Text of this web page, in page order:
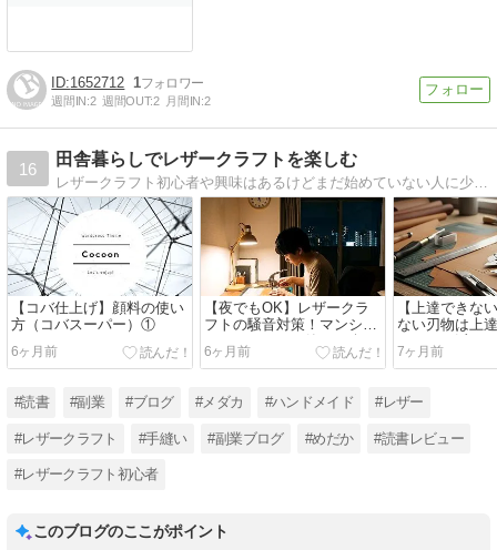
1652712 1
週間IN:2 週間OUT:2 月間IN:2
16
田舎暮らしでレザークラフトを楽しむ
レザークラフト初心者や興味はあるけどまだ始めていない人に少しでも魅力を届けられるようなブログです。また、私自身がわからないことだらけの時に困ったことなどを細かく紹介しています。
【コバ仕上げ】顔料の使い
方（コバスーパー）①
6ヶ月前
【夜でもOK】レザークラ
フトの騒音対策！マンショ
ン・アパートで静かに楽し
む方法
6ヶ月前
【上達できな
ない刃物は上
カッター派に
PART2
7ヶ月前
#読書 #副業 #ブログ #メダカ #ハンドメイド #レザー
#レザークラフト #手縫い #副業ブログ #めだか #読書レビュー
#レザークラフト初心者
このブログのここがポイント